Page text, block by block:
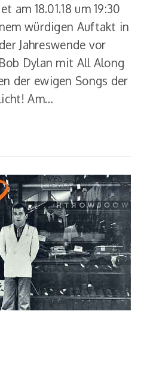
am 18.01.18 um 19:30
würdigen Auftakt in
Jahreswende vor
Dylan mit All Along
der ewigen Songs der
Am…